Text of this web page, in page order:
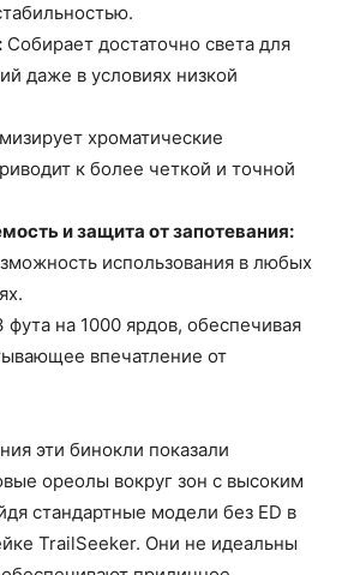
Собирает достаточно света для
даже в условиях низкой
хроматические
к более четкой и точной
и защита от запотевания:
использования в любых
фута на 1000 ярдов, обеспечивая
впечатление от
эти бинокли показали
ореолы вокруг зон с высоким
стандартные модели без ED в
TrailSeeker. Они не идеальны